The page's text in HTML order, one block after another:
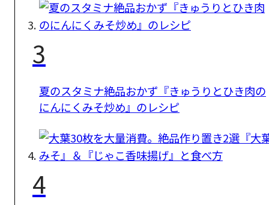
3
夏のスタミナ絶品おかず『きゅうりとひき肉の
にんにくみそ炒め』のレシピ
4